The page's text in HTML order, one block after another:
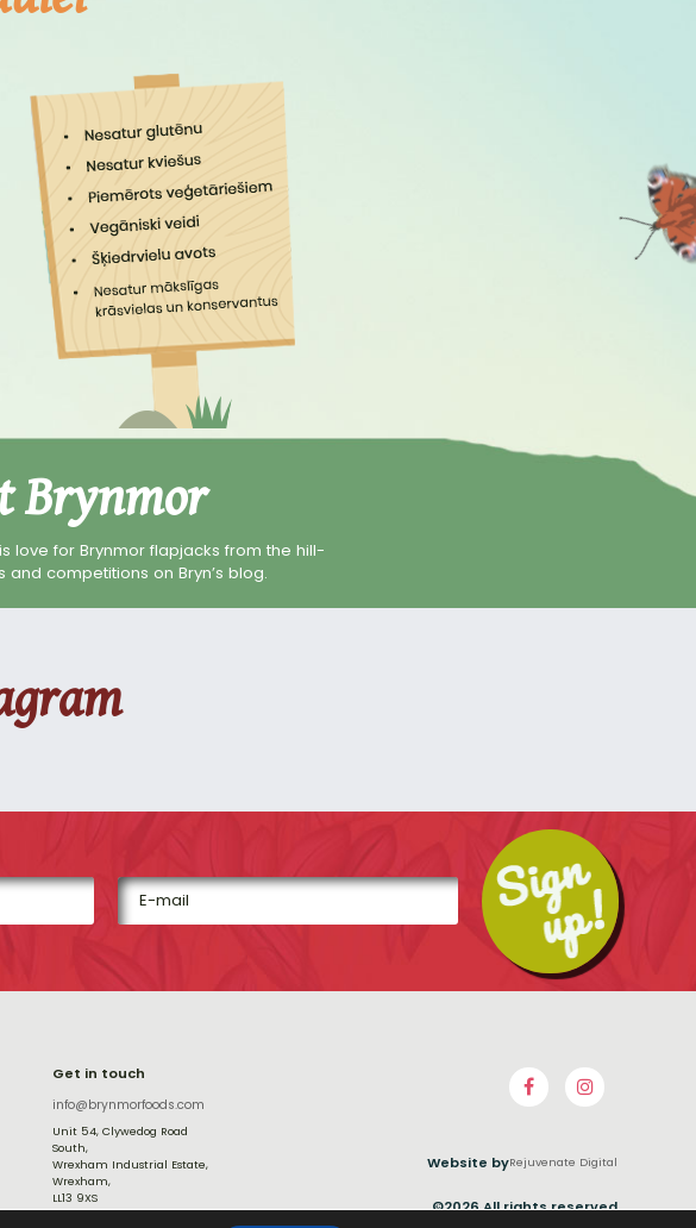
Brynmor
love for Brynmor flapjacks from the hill-
competitions on Bryn’s blog.
Get in touch
info@brynmorfoods.com
Unit 54, Clywedog Road
South,
Wrexham Industrial Estate,
Wrexham,
LL13 9XS
Website byRejuvenate Digital
©2026 All rights reserved